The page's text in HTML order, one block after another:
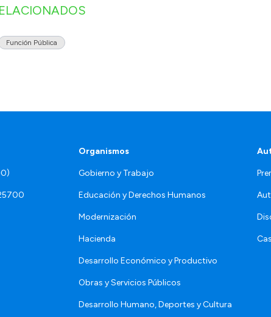
Función Pública
Organismos
Gobierno y Trabajo
Educación y Derechos Humanos
Modernización
Hacienda
Desarrollo Económico y Productivo
Obras y Servicios Públicos
Desarrollo Humano, Deportes y Cultura